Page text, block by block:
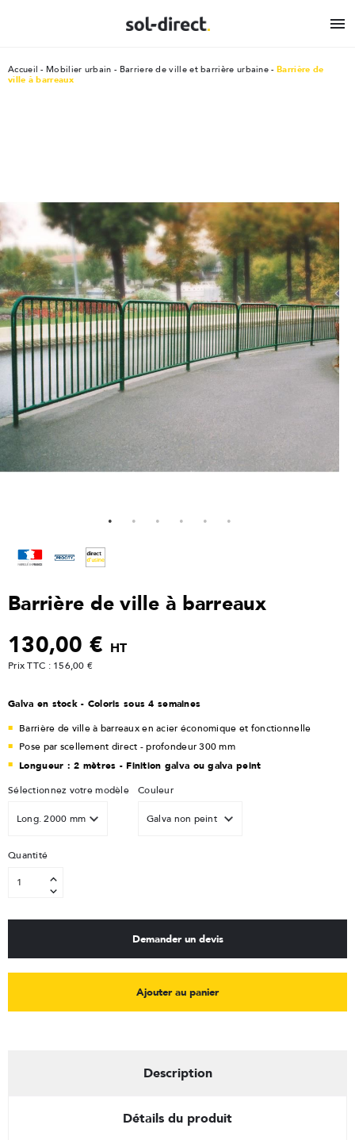

Accueil Mobilier urbain Barriere de ville et barrière urbaine
Barrière de
ville à barreaux
Barrière de ville à barreaux
130,00 € HT
Prix TTC : 156,00 €
Galva en stock - Coloris sous 4 semaines
Barrière de ville à barreaux en acier économique et fonctionnelle
Pose par scellement direct - profondeur 300 mm
Longueur : 2 mètres - Finition galva ou galva peint
Sélectionnez votre modèle Couleur
Quantité
Demander un devis
Ajouter au panier
Description
Détails du produit